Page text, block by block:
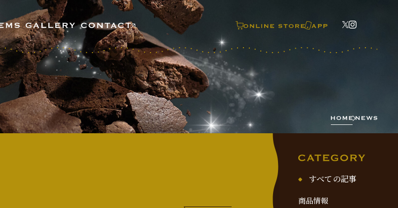
すべての記事
商品情報